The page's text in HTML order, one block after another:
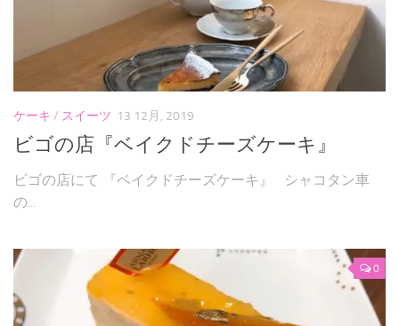
ケーキ / スイーツ 13 12月, 2019
ビゴの店『ベイクドチーズケーキ』
ビゴの店にて 『ベイクドチーズケーキ』 シャコタン車
の...
0